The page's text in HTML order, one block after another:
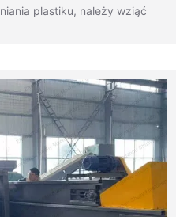
plastiku, należy wziąć